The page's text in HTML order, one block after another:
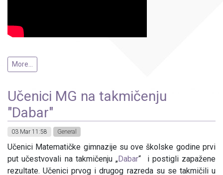
More...
Učenici MG na takmičenju
"Dabar"
03 Mar 11:58 General
Učenici Matematičke gimnazije su ove školske godine prvi
put učestvovali na takmičenju „Dabar“ i postigli zapažene
rezultate. Učenici prvog i drugog razreda su se takmičili u